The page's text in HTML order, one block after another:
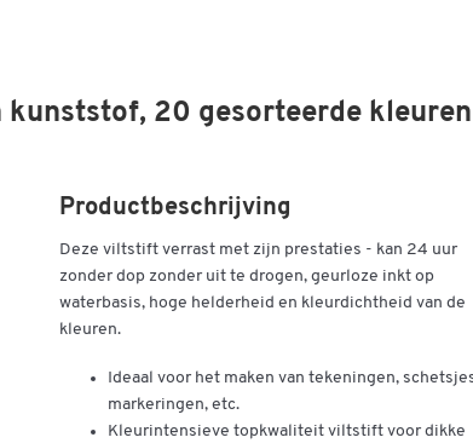
20 gesorteerde kleuren
Productbeschrijving
Deze viltstift verrast met zijn prestaties - kan 24 uur
zonder dop zonder uit te drogen, geurloze inkt op
waterbasis, hoge helderheid en kleurdichtheid van de
kleuren.
Ideaal voor het maken van tekeningen,
markeringen, etc.
Kleurintensieve topkwaliteit viltstift voor dikke